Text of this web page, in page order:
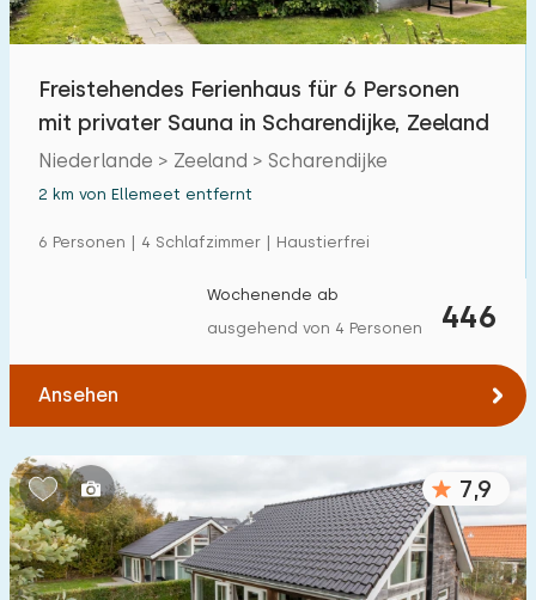
Freistehendes Ferienhaus für 6 Personen
mit privater Sauna in Scharendijke, Zeeland
Niederlande > Zeeland > Scharendijke
2 km von Ellemeet entfernt
6 Personen | 4 Schlafzimmer | Haustierfrei
446
Wochenende ab
ausgehend von 4 Personen
Ansehen
7,9